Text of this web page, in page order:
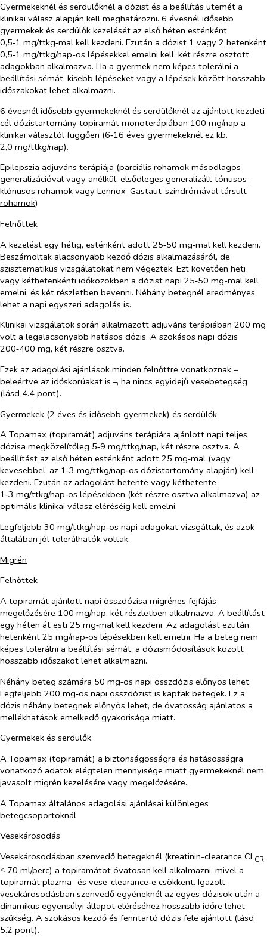
Gyermekeknél és serdülőknél a dózist és a beállítás ütemét a
klinikai válasz alapján kell meghatározni. 6 évesnél idősebb
gyermekek és serdülők kezelését az első héten esténként
0,5‑1 mg/ttkg‑mal kell kezdeni. Ezután a dózist 1 vagy 2 hetenként
0,5‑1 mg/ttkg/nap-os lépésekkel emelni kell, két részre osztott
adagokban alkalmazva. Ha a gyermek nem képes tolerálni a
beállítási sémát, kisebb lépéseket vagy a lépések között hosszabb
időszakokat lehet alkalmazni.
6 évesnél idősebb gyermekeknél és serdülőknél az ajánlott kezdeti
cél dózistartomány topiramát monoterápiában 100 mg/nap a
klinikai választól függően (6‑16 éves gyermekeknél ez kb.
2,0 mg/ttkg/nap).
Epilepszia adjuváns terápiája (parciális rohamok másodlagos
generalizációval vagy anélkül, elsődleges generalizált tónusos-
klónusos rohamok vagy Lennox–Gastaut-szindrómával társult
rohamok)
Felnőttek
A kezelést egy hétig, esténként adott 25‑50 mg‑mal kell kezdeni.
Beszámoltak alacsonyabb kezdő dózis alkalmazásáról, de
szisztematikus vizsgálatokat nem végeztek. Ezt követően heti
vagy kéthetenkénti időközökben a dózist napi 25‑50 mg-mal kell
emelni, és két részletben bevenni. Néhány betegnél eredményes
lehet a napi egyszeri adagolás is.
Klinikai vizsgálatok során alkalmazott adjuváns terápiában 200 mg
volt a legalacsonyabb hatásos dózis. A szokásos napi dózis
200‑400 mg, két részre osztva.
Ezek az adagolási ajánlások minden felnőttre vonatkoznak –
beleértve az időskorúakat is –, ha nincs egyidejű vesebetegség
(lásd 4.4 pont).
Gyermekek (2 éves és idősebb gyermekek) és serdülők
A Topamax (topiramát) adjuváns terápiára ajánlott napi teljes
dózisa megközelítőleg 5‑9 mg/ttkg/nap, két részre osztva. A
beállítást az első héten esténként adott 25 mg‑mal (vagy
kevesebbel, az 1‑3 mg/ttkg/nap‑os dózistartomány alapján) kell
kezdeni. Ezután az adagolást hetente vagy kéthetente
1‑3 mg/ttkg/nap‑os lépésekben (két részre osztva alkalmazva) az
optimális klinikai válasz eléréséig kell emelni.
Legfeljebb 30 mg/ttkg/nap‑os napi adagokat vizsgáltak, és azok
általában jól tolerálhatók voltak.
Migrén
Felnőttek
A topiramát ajánlott napi összdózisa migrénes fejfájás
megelőzésére 100 mg/nap, két részletben alkalmazva. A beállítást
egy héten át esti 25 mg‑mal kell kezdeni. Az adagolást ezután
hetenként 25 mg/nap‑os lépésekben kell emelni. Ha a beteg nem
képes tolerálni a beállítási sémát, a dózismódosítások között
hosszabb időszakot lehet alkalmazni.
Néhány beteg számára 50 mg‑os napi összdózis előnyös lehet.
Legfeljebb 200 mg‑os napi összdózist is kaptak betegek. Ez a
dózis néhány betegnek előnyös lehet, de óvatosság ajánlatos a
mellékhatások emelkedő gyakorisága miatt.
Gyermekek és serdülők
A Topamax (topiramát) a biztonságosságra és hatásosságra
vonatkozó adatok elégtelen mennyisége miatt gyermekeknél nem
javasolt migrén kezelésére vagy megelőzésére.
A Topamax általános adagolási ajánlásai különleges
betegcsoportoknál
Vesekárosodás
Vesekárosodásban szenvedő betegeknél (kreatinin-clearance CLCR
≤ 70 ml/perc) a topiramátot óvatosan kell alkalmazni, mivel a
topiramát plazma- és vese-clearance‑e csökkent. Igazolt
vesekárosodásban szenvedő egyéneknél az egyes dózisok után a
dinamikus egyensúlyi állapot eléréséhez hosszabb időre lehet
szükség. A szokásos kezdő és fenntartó dózis fele ajánlott (lásd
5.2 pont).